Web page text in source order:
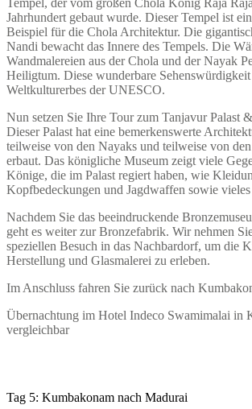
Jahrhundert gebaut wurde. Dieser Tempel ist
Beispiel für die Chola Architektur. Die
Nandi bewacht das Innere des Tempels. Die
Wandmalereien aus der Chola und der Nayak
Heiligtum. Diese wunderbare
Weltkulturerbes der UNESCO.
Nun setzen Sie Ihre Tour zum Tanjavur Palast
Dieser Palast hat eine bemerkenswerte
teilweise von den Nayaks und teilweise von
erbaut. Das königliche Museum zeigt viele
Könige, die im Palast regiert haben, wie
Kopfbedeckungen und Jagdwaffen sowie vieles
Nachdem Sie das beeindruckende
geht es weiter zur Bronzefabrik. Wir nehmen
speziellen Besuch in das Nachbardorf, um die
Herstellung und Glasmalerei zu erleben.
Im Anschluss fahren Sie zurück nach
Übernachtung im Hotel Indeco Swamimalai in
vergleichbar
Tag 5: Kumbakonam nach Madurai